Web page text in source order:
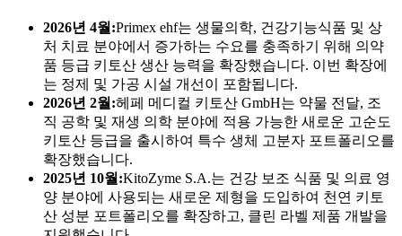
2026년 4월:Primex ehf는 생물의학, 건강기능식품 및 상
처 치료 분야에서 증가하는 수요를 충족하기 위해 의약
품 등급 키토산 생산 능력을 확장했습니다. 이번 확장에
는 정제 및 가공 시설 개선이 포함됩니다.
2026년 2월:헤페 메디컬 키토산 GmbH는 약물 전달, 조
직 공학 및 재생 의학 분야에 적용 가능한 새로운 고순도
키토산 등급을 출시하여 특수 생체 고분자 포트폴리오를
확장했습니다.
2025년 10월:KitoZyme S.A.는 건강 보조 식품 및 의료 영
양 분야에 사용되는 새로운 제형을 도입하여 천연 키토
산 성분 포트폴리오를 확장하고, 클린 라벨 제품 개발을